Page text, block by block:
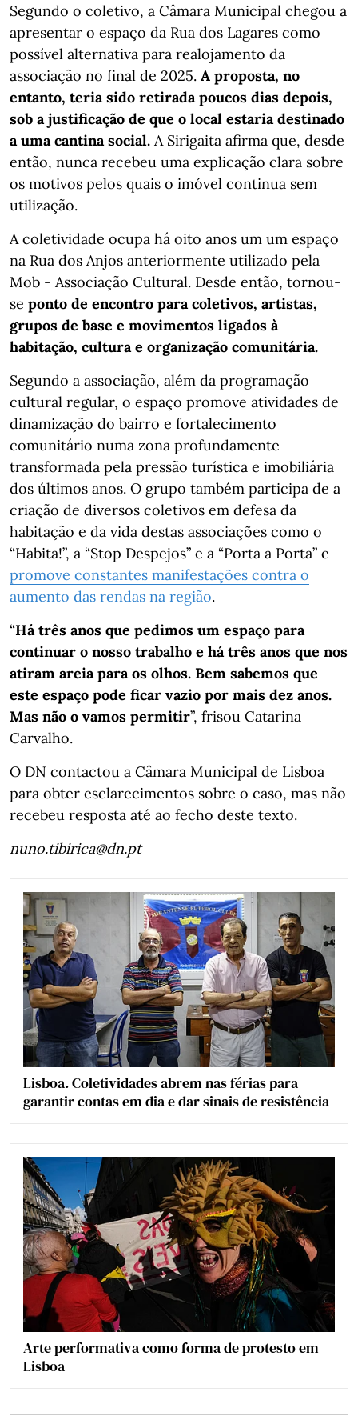
Segundo o coletivo, a Câmara Municipal chegou a
apresentar o espaço da Rua dos Lagares como
possível alternativa para realojamento da
associação no final de 2025. A proposta, no
entanto, teria sido retirada poucos dias depois,
sob a justificação de que o local estaria destinado
a uma cantina social. A Sirigaita afirma que, desde
então, nunca recebeu uma explicação clara sobre
os motivos pelos quais o imóvel continua sem
utilização.
A coletividade ocupa há oito anos um um espaço
na Rua dos Anjos anteriormente utilizado pela
Mob - Associação Cultural. Desde então, tornou-
se ponto de encontro para coletivos, artistas,
grupos de base e movimentos ligados à
habitação, cultura e organização comunitária.
Segundo a associação, além da programação
cultural regular, o espaço promove atividades de
dinamização do bairro e fortalecimento
comunitário numa zona profundamente
transformada pela pressão turística e imobiliária
dos últimos anos. O grupo também participa de a
criação de diversos coletivos em defesa da
habitação e da vida destas associações como o
“Habita!”, a “Stop Despejos” e a “Porta a Porta” e
promove constantes manifestações contra o
aumento das rendas na região.
“Há três anos que pedimos um espaço para
continuar o nosso trabalho e há três anos que nos
atiram areia para os olhos. Bem sabemos que
este espaço pode ficar vazio por mais dez anos.
Mas não o vamos permitir”, frisou Catarina
Carvalho.
O DN contactou a Câmara Municipal de Lisboa
para obter esclarecimentos sobre o caso, mas não
recebeu resposta até ao fecho deste texto.
nuno.tibirica@dn.pt
Lisboa. Coletividades abrem nas férias para
garantir contas em dia e dar sinais de resistência
Arte performativa como forma de protesto em
Lisboa